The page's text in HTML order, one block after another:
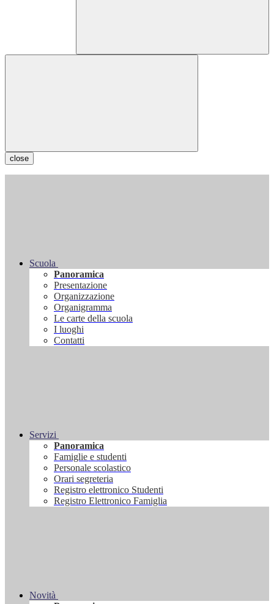
close
Scuola
Panoramica
Presentazione
Organizzazione
Organigramma
Le carte della scuola
I luoghi
Contatti
Servizi
Panoramica
Famiglie e studenti
Personale scolastico
Orari segreteria
Registro elettronico Studenti
Registro Elettronico Famiglia
Novità